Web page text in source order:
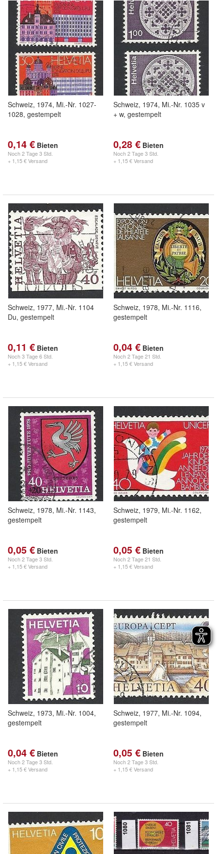
Schweiz, 1974, Mi.-Nr. 1027-
1028, gestempelt
0,14 € Bieten
Noch2 Tage 3 Std.
+ 1,15 € Versand
Schweiz, 1974, Mi.-Nr. 1035 v
+ w, gestempelt
0,28 € Bieten
Noch2 Tage 3 Std.
+ 1,15 € Versand
Schweiz, 1977, Mi.-Nr. 1104
Du, gestempelt
0,11 € Bieten
Noch3 Tage 6 Std.
+ 1,15 € Versand
Schweiz, 1978, Mi.-Nr. 1116,
gestempelt
0,04 € Bieten
Noch2 Tage 21 Std.
+ 1,15 € Versand
Schweiz, 1978, Mi.-Nr. 1143,
gestempelt
0,05 € Bieten
Noch2 Tage 3 Std.
+ 1,15 € Versand
Schweiz, 1979, Mi.-Nr. 1162,
gestempelt
0,05 € Bieten
Noch2 Tage 21 Std.
+ 1,15 € Versand
Schweiz, 1973, Mi.-Nr. 1004,
gestempelt
0,04 € Bieten
Noch2 Tage 3 Std.
+ 1,15 € Versand
Schweiz, 1977, Mi.-Nr. 1094,
gestempelt
0,05 € Bieten
Noch2 Tage 3 Std.
+ 1,15 € Versand